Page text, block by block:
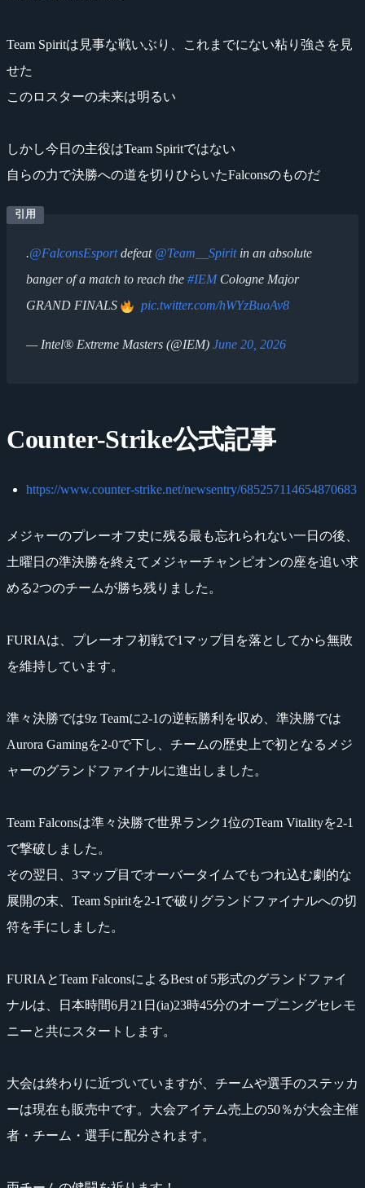
Team Spiritは見事な戦いぶり、これまでにない粘り強さを見
せた
このロスターの未来は明るい
しかし今日の主役はTeam Spiritではない
自らの力で決勝への道を切りひらいたFalconsのものだ
.@FalconsEsportdefeat @Team__Spiritin an absolute
banger of a match to reach the #IEMCologne Major
GRAND FINALS
pic.twitter.com/hWYzBuoAv8
— Intel® Extreme Masters (@IEM) June 20, 2026
Counter-Strike公式記事
https://www.counter-strike.net/newsentry/685257114654870683
メジャーのプレーオフ史に残る最も忘れられない一日の後、
土曜日の準決勝を終えてメジャーチャンピオンの座を追い求
める2つのチームが勝ち残りました。
FURIAは、プレーオフ初戦で1マップ目を落としてから無敗
を維持しています。
準々決勝では9z Teamに2-1の逆転勝利を収め、準決勝では
Aurora Gamingを2-0で下し、チームの歴史上で初となるメジ
ャーのグランドファイナルに進出しました。
Team Falconsは準々決勝で世界ランク1位のTeam Vitalityを2-1
で撃破しました。
その翌日、3マップ目でオーバータイムでもつれ込む劇的な
展開の末、Team Spiritを2-1で破りグランドファイナルへの切
符を手にしました。
FURIAとTeam FalconsによるBest of 5形式のグランドファイ
ナルは、日本時間6月21日(ia)23時45分のオープニングセレモ
ニーと共にスタートします。
大会は終わりに近づいていますが、チームや選手のステッカ
ーは現在も販売中です。大会アイテム売上の50％が大会主催
者・チーム・選手に配分されます。